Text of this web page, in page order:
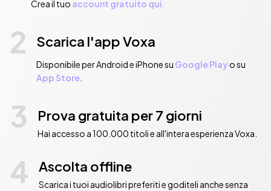
Crea il tuo account gratuito qui.
2 Scarica l'app Voxa
Disponibile per Android e iPhone su Google Playo su
App Store.
3 Prova gratuita per 7 giorni
Hai accesso a 100.000 titoli e all'intera esperienza Voxa.
4 Ascolta offline
Scarica i tuoi audiolibri preferiti e goditeli anche senza